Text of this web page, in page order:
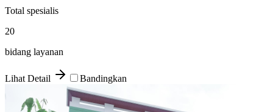
Total spesialis
20
bidang layanan
Lihat Detail Bandingkan